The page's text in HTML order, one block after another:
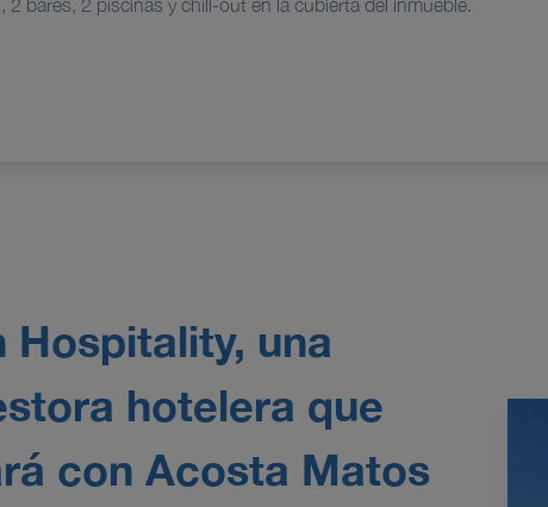
2 bares, 2 piscinas y chill-out en la cubierta del inmueble.
Hospitality, una
hotelera que
con Acosta Matos